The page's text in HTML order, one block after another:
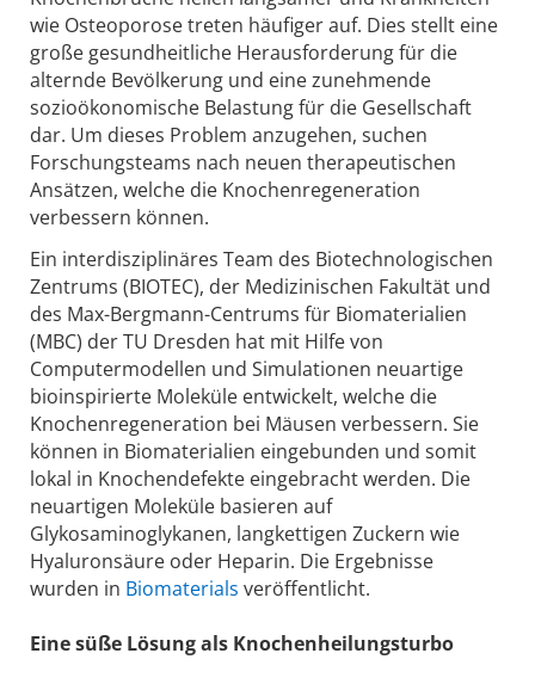
wie Osteoporose treten häufiger auf. Dies stellt eine
große gesundheitliche Herausforderung für die
alternde Bevölkerung und eine zunehmende
sozioökonomische Belastung für die Gesellschaft
dar. Um dieses Problem anzugehen, suchen
Forschungsteams nach neuen therapeutischen
Ansätzen, welche die Knochenregeneration
verbessern können.
Ein interdisziplinäres Team des Biotechnologischen
Zentrums (BIOTEC), der Medizinischen Fakultät und
des Max-Bergmann-Centrums für Biomaterialien
(MBC) der TU Dresden hat mit Hilfe von
Computermodellen und Simulationen neuartige
bioinspirierte Moleküle entwickelt, welche die
Knochenregeneration bei Mäusen verbessern. Sie
können in Biomaterialien eingebunden und somit
lokal in Knochendefekte eingebracht werden. Die
neuartigen Moleküle basieren auf
Glykosaminoglykanen, langkettigen Zuckern wie
Hyaluronsäure oder Heparin. Die Ergebnisse
wurden in Biomaterials veröffentlicht.
Eine süße Lösung als Knochenheilungsturbo